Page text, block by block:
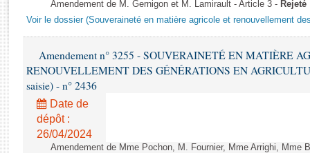
Rapports d'enquête
Rapports législatifs
Rapports sur l'application des lois
Baromètre de l’application des lois
Dossiers législatifs
Budget et sécurité sociale
Questions écrites et orales
Comptes rendus des débats
Amendement de M. Gernigon et M. Lamirault - Article 3 - Rejeté
Voir le dossier (Souveraineté en matière agricole et renouvellement
Amendement n° 3255 - SOUVERAINETÉ EN MATIÈRE
RENOUVELLEMENT DES GÉNÉRATIONS EN
saisie) - n° 2436
Date de
dépôt :
26/04/2024
Amendement de Mme Pochon, M. Fournier, Mme Arrighi, Mme